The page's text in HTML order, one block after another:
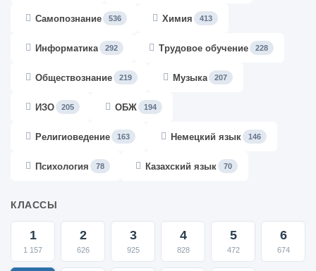
Самопознание 536 Химия 413
Информатика 292 Трудовое обучение 228
Обществознание 219 Музыка 207
ИЗО 205 ОБЖ 194
Религиоведение 163 Немецкий язык 146
Психология 78 Казахский язык 70
КЛАССЫ
1
1 157
2
626
3
925
4
828
5
472
6
674